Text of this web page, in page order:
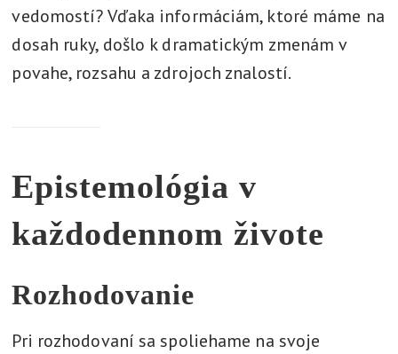
vedomostí? Vďaka informáciám, ktoré máme na
dosah ruky, došlo k dramatickým zmenám v
povahe, rozsahu a zdrojoch znalostí.
Epistemológia v
každodennom živote
Rozhodovanie
Pri rozhodovaní sa spoliehame na svoje